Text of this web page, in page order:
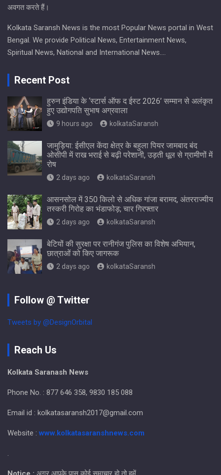
अवगत करते हैं।
Kolkata Saransh News is the most Popular News portal in West
Bengal. We provide Political News, Entertainment News,
Spiritual News, National and International News….
Recent Post
हुरुन इंडिया के ‘स्टार्स ऑफ द ईस्ट 2026’ सम्मान से अलंकृत
हुए उद्योगपति सुभाष अग्रवाला
9 hours ago kolkataSaransh
जामुड़िया: ईसीएल केंदा क्षेत्र के बहुला पियर जामबाद बंद
ओसीपी में राख भराई से बढ़ी परेशानी, उड़ती धूल से ग्रामीणों में
रोष
2 days ago kolkataSaransh
आसनसोल में 350 किलो से अधिक गांजा बरामद, अंतरराज्यीय
तस्करी गिरोह का भंडाफोड़; चार गिरफ्तार
2 days ago kolkataSaransh
बेटियों की सुरक्षा पर रानीगंज पुलिस का विशेष अभियान,
छात्राओं को किए जागरूक
2 days ago kolkataSaransh
Follow @ Twitter
Tweets by @DesignOrbital
Reach Us
Kolkata Saranash News
Phone No. : 877 646 358, 9830 185 088
Email id : kolkatasaransh2017@gmail.com
Website : www.kolkatasaranshnews.com
.